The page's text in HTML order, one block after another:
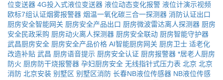
位变送器 4G投入式液位变送器 液位动态变化报警 液位计演示视频
欧标7组认证烟雾报警器 烟温一氧化碳三合一探测器 消防认证出口
厨房安全智能网关 厨房安全产品出口 厨房微波雷达离人探测器 厨房
安全民政采购 厨房动火离人探测器 厨房安全联动 厨房智能守护器
武昌厨房安全 厨房安全产品价格 AI智能厨房网关 厨房卫士 适老化
改造补贴 武昌 厨房语音提示 厨房安全认证 厨房报警器 *居老人厨房
防火 厨房防干烧报警器 孕妇厨房安全 无线指针式压力表 北京 北京
消防 北京安装 别墅区 别墅区消防 长春NB液位传感器 NB液位传感